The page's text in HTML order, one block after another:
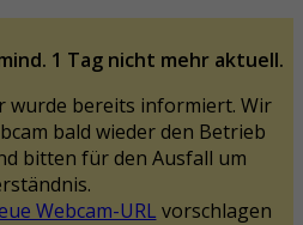
1 Tag nicht mehr aktuell.
wurde bereits informiert. Wir
bald wieder den Betrieb
bitten für den Ausfall um
Webcam-URL vorschlagen